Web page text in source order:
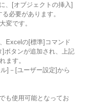
、[オブジェクトの挿入]
必要があります。
変です。
Excelの[標準]コマンド
ボタンが追加され、上記
ます。
]－[ユーザー設定]から
も使用可能となってお